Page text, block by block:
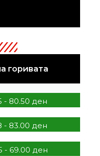
горивата
- 80.50 ден
- 83.00 ден
- 69.00 ден